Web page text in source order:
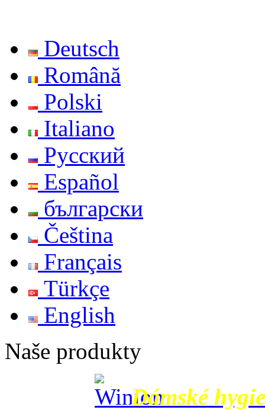
Deutsch
Română
Polski
Italiano
Русский
Español
български
Čeština
Français
Türkçe
English
Naše produkty
Dámské